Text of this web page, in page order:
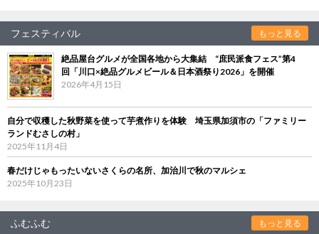
フェスティバル もっと見る
絶品屋台グルメが全国各地から大集結 “庶民派食フェス”第4
回「川口×絶品グルメビール＆日本酒祭り2026」を開催
2026年4月15日
自分で収穫した秋野菜を使って芋煮作りを体験 埼玉県加須市の「ファミリー
ランドむさしの村」
2025年11月4日
春だけじゃもったいないさくらの名所、加治川で秋のマルシェ
2025年10月23日
ふむふむ もっと見る